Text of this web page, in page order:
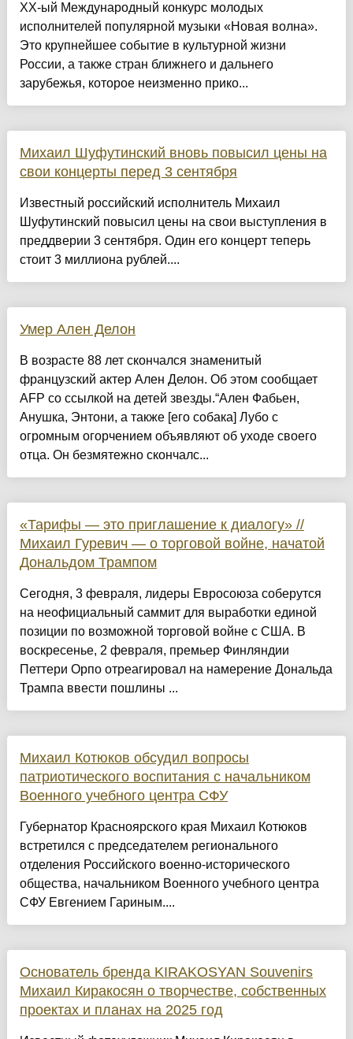
ХХ-ый Международный конкурс молодых
исполнителей популярной музыки «Новая волна».
Это крупнейшее событие в культурной жизни
России, а также стран ближнего и дальнего
зарубежья, которое неизменно прико...
Михаил Шуфутинский вновь повысил цены на
свои концерты перед 3 сентября
Известный российский исполнитель Михаил
Шуфутинский повысил цены на свои выступления в
преддверии 3 сентября. Один его концерт теперь
стоит 3 миллиона рублей....
Умер Ален Делон
В возрасте 88 лет скончался знаменитый
французский актер Ален Делон. Об этом сообщает
AFP со ссылкой на детей звезды.“Ален Фабьен,
Анушка, Энтони, а также [его собака] Лубо с
огромным огорчением объявляют об уходе своего
отца. Он безмятежно скончалс...
«Тарифы — это приглашение к диалогу» //
Михаил Гуревич — о торговой войне, начатой
Дональдом Трампом
Сегодня, 3 февраля, лидеры Евросоюза соберутся
на неофициальный саммит для выработки единой
позиции по возможной торговой войне с США. В
воскресенье, 2 февраля, премьер Финляндии
Петтери Орпо отреагировал на намерение Дональда
Трампа ввести пошлины ...
Михаил Котюков обсудил вопросы
патриотического воспитания с начальником
Военного учебного центра СФУ
Губернатор Красноярского края Михаил Котюков
встретился с председателем регионального
отделения Российского военно-исторического
общества, начальником Военного учебного центра
СФУ Евгением Гариным....
Основатель бренда KIRAKOSYAN Souvenirs
Михаил Киракосян о творчестве, собственных
проектах и планах на 2025 год